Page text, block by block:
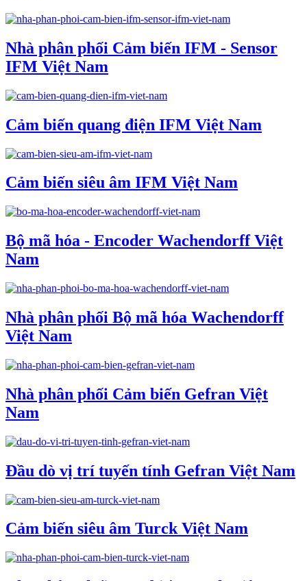
Nhà phân phối Cảm biến IFM - Sensor
IFM Việt Nam
Cảm biến quang điện IFM Việt Nam
Cảm biến siêu âm IFM Việt Nam
Bộ mã hóa - Encoder Wachendorff Việt
Nam
Nhà phân phối Bộ mã hóa Wachendorff
Việt Nam
Nhà phân phối Cảm biến Gefran Việt
Nam
Đầu dò vị trí tuyến tính Gefran Việt Nam
Cảm biến siêu âm Turck Việt Nam